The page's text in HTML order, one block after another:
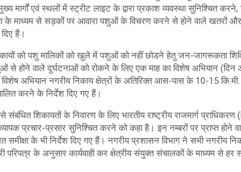
मार्गों एवं स्थलों में स्ट्रीट लाइट के द्वारा प्रकाश व्यवस्था सुनिश्चित
के माध्यम से सड़कों पर आवारा पशुओं के विचरण करने से होने वाले खतरों
हैं।
को पशु मालिकों को खुले में पशुओं को नहीं छोडने हेतु जन-जागरूकता
से होने वाले दुर्घटनाओं को रोकने के लिए एक माह का विशेष अभियान
अभियान नगरीय निकाय क्षेत्रों के अतिरिक्त आस-पास के 10-15 कि.मी.
करने के निर्देश दिए गए हैं।
शिकायतों के निवारण के लिए भारतीय राष्ट्रीय राजमार्ग
प्रचार-प्रसार सुनिश्चित करने को कहा है। इन नम्बरों पर प्राप्त होने
के भी निर्देश दिए गए हैं। नगरीय प्रशासन विभाग ने सभी नगरीय
परिपत्र के अनुसार कार्यवाही कर क्षेत्रीय संयुक्त संचालकों के माध्यम से